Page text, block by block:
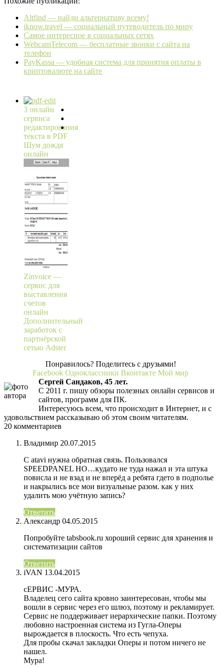
Altfind — найди альтернативу всему!
iknow.travel — социальный путеводитель по миру
Самое интересное в социальных сетях
WebcamTelecom — бесплатные звонки с сайта на
телефон
PayKassa — удобная система для принятия оплаты в
криптовалюте на сайте
3 онлайн
сервиса
редактирования
текста в PDF
Шум дождя
онлайн
Zinvoice —
сервис для
выставления
счетов
онлайн
Дополнительный
заработок с
партнёрской
сетью Adster
Понравилось? Поделитесь с друзьями!
Facebook Одноклассники Вконтакте Мой мир
Сергей Сандаков, 45 лет.
С 2011 г. пишу обзоры полезных онлайн сервисов и
сайтов, программ для ПК.
Интересуюсь всем, что происходит в Интернет, и с
удовольствием рассказываю об этом своим читателям.
20 комментариев
Владимир 20.07.2015
С atavi нужна обратная связь. Пользовался
SPEEDPANEL НО…кудато не туда нажал и эта штука
повисла и не взад и не вперёд а ребята гдето в подполье
и накрылись все мои визуальные разом. как у них
удалить мою учётную запись?
Ответить
Александр 04.05.2015
Попробуйте tabsbook.ru хороший сервис для хранения и
систематизации сайтов
Ответить
iVAN 13.04.2015
сЕРВИС -МУРА.
Владелец сего сайта кровно заинтересован, чтобы мы
вошли в сервис через его шлюз, поэтому и рекламирует.
Сервис не поддерживает иерархические папки. Поэтому
любовно настроенная система из Гугла-Оперы
вырождается в плоскость. Что есть чепуха.
Для пробы скачал закладки Оперы и потом ничего не
нашел.
Мура!